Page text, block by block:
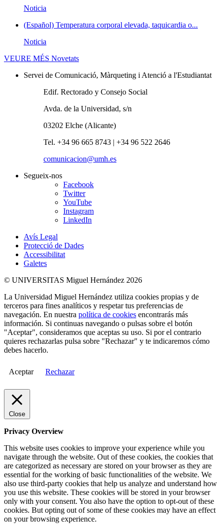
Noticia
(Español) Temperatura corporal elevada, taquicardia o...
Noticia
VEURE MÉS Novetats
Servei de Comunicació, Màrqueting i Atenció a l'Estudiantat
Edif. Rectorado y Consejo Social
Avda. de la Universidad, s/n
03202 Elche (Alicante)
Tel. +34 96 665 8743 | +34 96 522 2646
comunicacion@umh.es
Segueix-nos
Facebook
Twitter
YouTube
Instagram
LinkedIn
Avís Legal
Protecció de Dades
Accessibilitat
Galetes
© UNIVERSITAS Miguel Hernández 2026
La Universidad Miguel Hernández utiliza cookies propias y de
terceros para fines analíticos y respetar tus preferencias de
navegación. En nuestra política de cookies encontrarás más
información. Si continuas navegando o pulsas sobre el botón
"Aceptar", consideramos que aceptas su uso. Si por el contrario
quieres rechazarlas pulsa sobre "Rechazar" y te indicaremos cómo
debes hacerlo.
Aceptar Rechazar
Close
Privacy Overview
This website uses cookies to improve your experience while you
navigate through the website. Out of these cookies, the cookies that
are categorized as necessary are stored on your browser as they are
essential for the working of basic functionalities of the website. We
also use third-party cookies that help us analyze and understand how
you use this website. These cookies will be stored in your browser
only with your consent. You also have the option to opt-out of these
cookies. But opting out of some of these cookies may have an effect
on your browsing experience.